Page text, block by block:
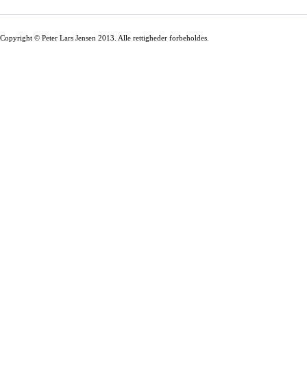
Copyright © Peter Lars Jensen 2013. Alle rettigheder forbeholdes.